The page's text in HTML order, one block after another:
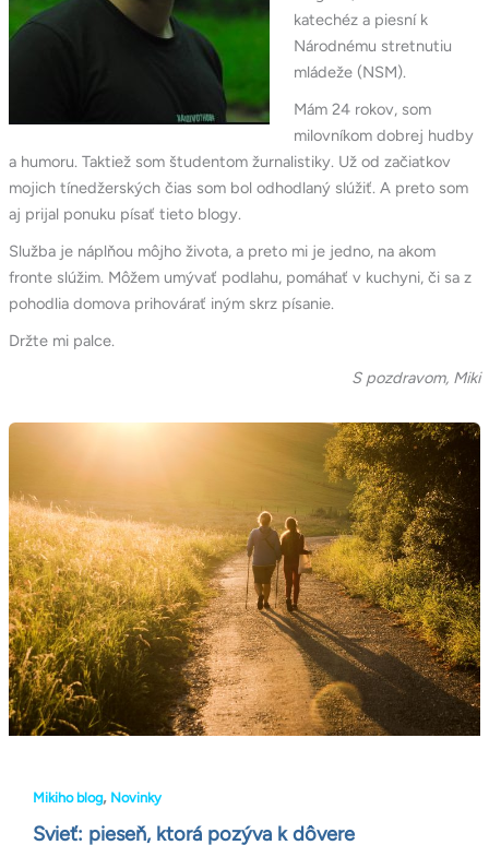
katechéz a piesní k
Národnému stretnutiu
mládeže (NSM).
Mám 24 rokov, som
milovníkom dobrej hudby
a humoru. Taktiež som študentom žurnalistiky. Už od začiatkov
mojich tínedžerských čias som bol odhodlaný slúžiť. A preto som
aj prijal ponuku písať tieto blogy.
Služba je náplňou môjho života, a preto mi je jedno, na akom
fronte slúžim. Môžem umývať podlahu, pomáhať v kuchyni, či sa z
pohodlia domova prihovárať iným skrz písanie.
Držte mi palce.
S pozdravom, Miki
Mikiho blog, Novinky
Svieť: pieseň, ktorá pozýva k dôvere
pozýva
k
dôvere